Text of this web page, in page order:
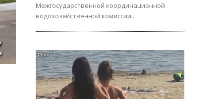
Межгосударственной координационной
водохозяйственной комиссии...